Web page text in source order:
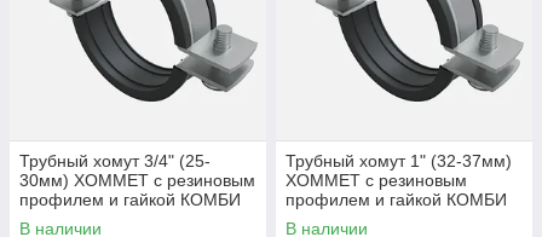
Трубный хомут 3/4" (25-
30мм) ХОММЕТ с резиновым
профилем и гайкой КОМБИ
М8/М10
В наличии
Трубный хомут 1" (32-37мм)
ХОММЕТ с резиновым
профилем и гайкой КОМБИ
М8/М10
В наличии